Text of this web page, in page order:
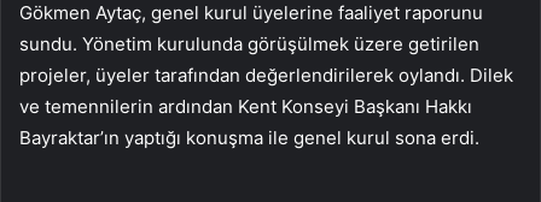
Gökmen Aytaç, genel kurul üyelerine faaliyet raporunu
sundu. Yönetim kurulunda görüşülmek üzere getirilen
projeler, üyeler tarafından değerlendirilerek oylandı. Dilek
ve temennilerin ardından Kent Konseyi Başkanı Hakkı
Bayraktar’ın yaptığı konuşma ile genel kurul sona erdi.